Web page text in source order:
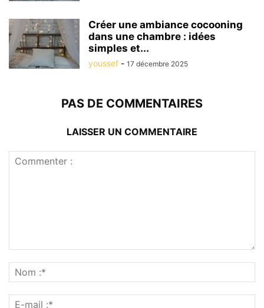
Créer une ambiance cocooning
dans une chambre : idées
simples et...
youssef - 17 décembre 2025
PAS DE COMMENTAIRES
LAISSER UN COMMENTAIRE